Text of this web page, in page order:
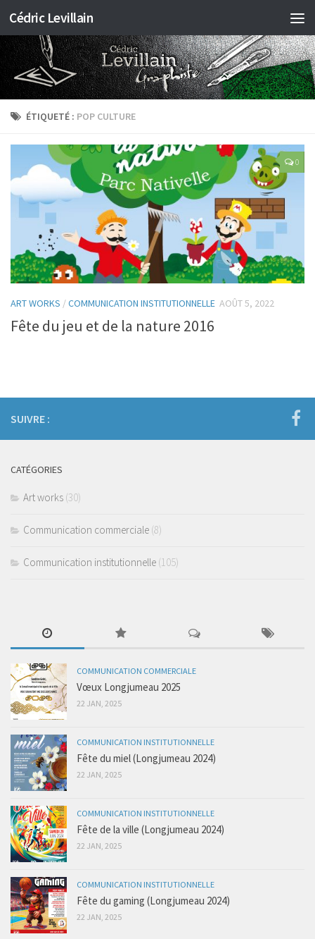
Cédric Levillain
ÉTIQUETÉ : POP CULTURE
0
ART WORKS /COMMUNICATION INSTITUTIONNELLE AOÛT 5, 2022
Fête du jeu et de la nature 2016
SUIVRE :
CATÉGORIES
Art works (30)
Communication commerciale (8)
Communication institutionnelle (105)
COMMUNICATION COMMERCIALE
Vœux Longjumeau 2025
22 JAN, 2025
COMMUNICATION INSTITUTIONNELLE
Fête du miel (Longjumeau 2024)
22 JAN, 2025
COMMUNICATION INSTITUTIONNELLE
Fête de la ville (Longjumeau 2024)
22 JAN, 2025
COMMUNICATION INSTITUTIONNELLE
Fête du gaming (Longjumeau 2024)
22 JAN, 2025